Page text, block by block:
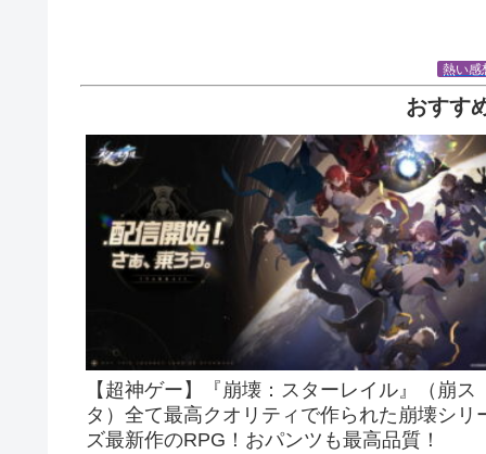
熱い感
おすす
【超神ゲー】『崩壊：スターレイル』（崩ス
タ）全て最高クオリティで作られた崩壊シリ
ズ最新作のRPG！おパンツも最高品質！